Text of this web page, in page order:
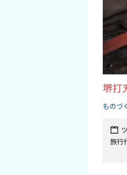
堺打
ものづ
旅行